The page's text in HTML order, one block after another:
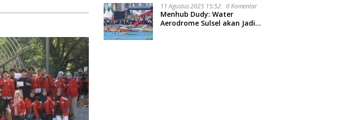
11 Agustus 2025 15:52 0 Komentar
Menhub Dudy: Water
Aerodrome Sulsel akan Jadi